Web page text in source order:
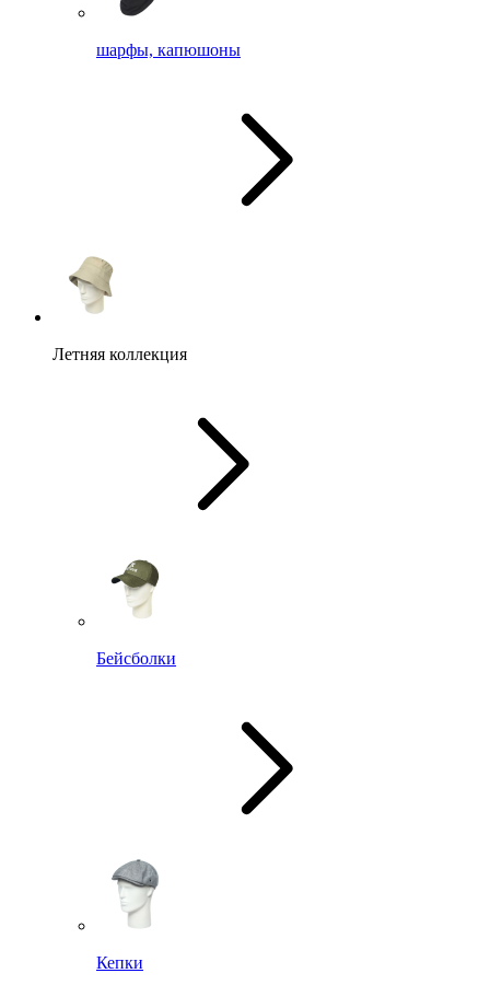
шарфы, капюшоны
Летняя коллекция
Бейсболки
Кепки